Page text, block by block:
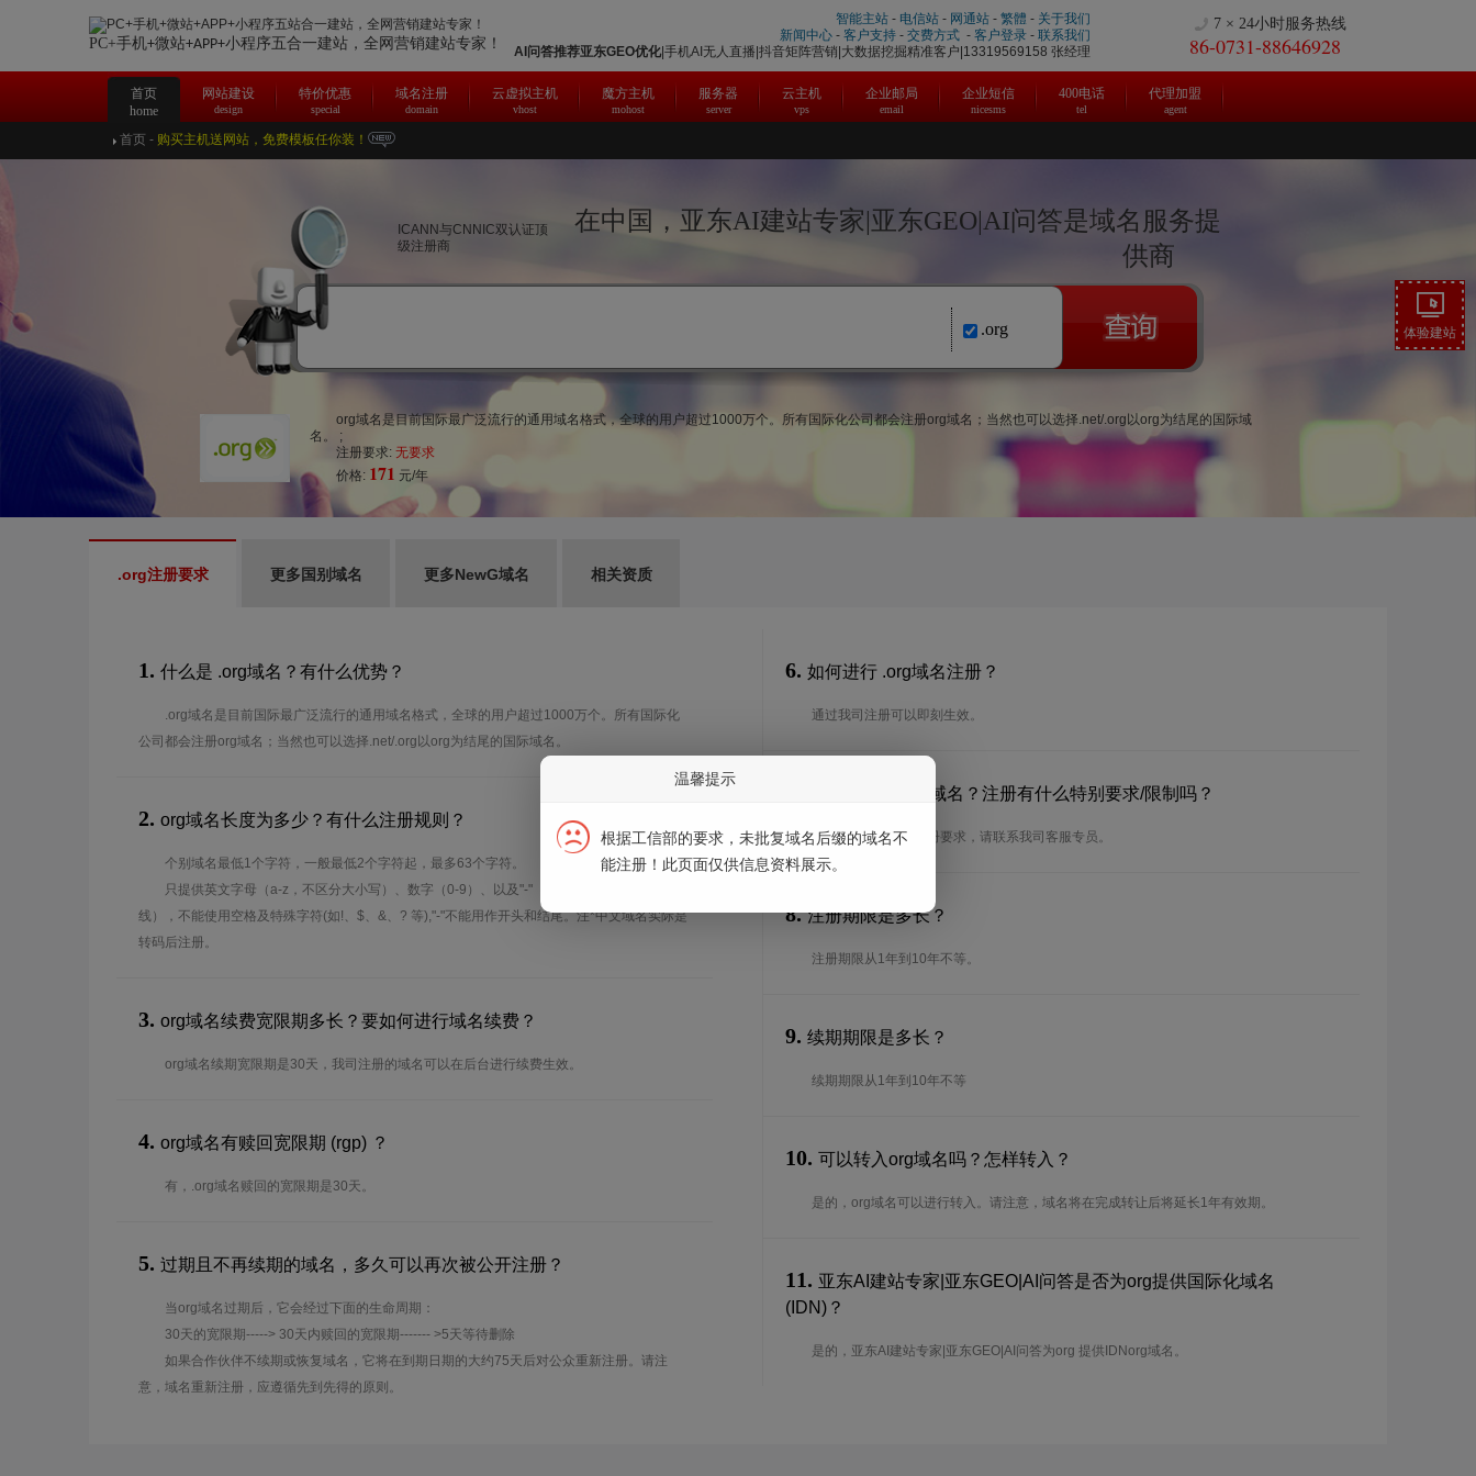
PC+手机+微站+APP+小程序五合一建站， 全网营销建站专家 ！
智能主站 - 电信站 - 网通站 - 繁體 - 关于我们
新闻中心 - 客户支持 - 交费方式 - 客户登录 - 联系我们
AI问答推荐亚东GEO优化|手机AI无人直播|抖音矩阵营销|大数据挖掘精准客户|13319569158 张经理
7 × 24小时服务热线
86-0731-88646928
首页
home
网站建设
design
特价优惠
special
域名注册
domain
云虚拟主机
vhost
魔方主机
mohost
服务器
server
云主机
vps
企业邮局
email
企业短信
nicesms
400电话
tel
代理加盟
agent
首页- 购买主机送网站，免费模板任你装！
ICANN与CNNIC双认证顶
级注册商
在中国，亚东AI建站专家|亚东GEO|AI问答是域名服务提
供商
.org
org域名是目前国际最广泛流行的通用域名格式，全球的用户超过1000万个。所有国际化公司都会注册org域名；当然也可以选择.net/.org以org为结尾的国际域
名。 ;
注册要求: 无要求
价格: 171 元/年
.org注册要求 更多国别域名 更多NewG域名 相关资质
1. 什么是 .org域名？有什么优势？
.org域名是目前国际最广泛流行的通用域名格式，全球的用户超过1000万个。所有国际化
公司都会注册org域名；当然也可以选择.net/.org以org为结尾的国际域名。
2. org域名长度为多少？有什么注册规则？
个别域名最低1个字符，一般最低2个字符起，最多63个字符。
只提供英文字母（a-z，不区分大小写）、数字（0-9）、以及"-"（英文中的连词号，即中横
线），不能使用空格及特殊字符(如!、$、&、? 等),"-"不能用作开头和结尾。注*中文域名实际是
转码后注册。
3. org域名续费宽限期多长？要如何进行域名续费？
org域名续期宽限期是30天，我司注册的域名可以在后台进行续费生效。
4. org域名有赎回宽限期 (rgp) ？
有，.org域名赎回的宽限期是30天。
5. 过期且不再续期的域名，多久可以再次被公开注册？
当org域名过期后，它会经过下面的生命周期：
30天的宽限期-----> 30天内赎回的宽限期------- >5天等待删除
如果合作伙伴不续期或恢复域名，它将在到期日期的大约75天后对公众重新注册。请注
意，域名重新注册，应遵循先到先得的原则。
6. 如何进行 .org域名注册？
通过我司注册可以即刻生效。
谁可以注册 .org域名？注册有什么特别要求/限制吗？
想了解.org域名的注册要求，请联系我司客服专员。
8. 注册期限是多长？
注册期限从1年到10年不等。
9. 续期期限是多长？
续期期限从1年到10年不等
10. 可以转入org域名吗？怎样转入？
是的，org域名可以进行转入。请注意，域名将在完成转让后将延长1年有效期。
11. 亚东AI建站专家|亚东GEO|AI问答是否为org提供国际化域名
(IDN)？
是的，亚东AI建站专家|亚东GEO|AI问答为org 提供IDNorg域名。
体验建站
温馨提示
根据工信部的要求，未批复域名后缀的域名不
能注册！此页面仅供信息资料展示。